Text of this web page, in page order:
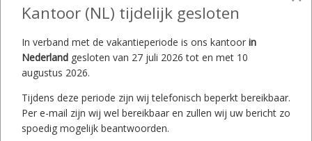
Kantoor (NL) tijdelijk gesloten
In verband met de vakantieperiode is ons kantoor in
Nederland gesloten van 27 juli 2026 tot en met 10
augustus 2026.
Tijdens deze periode zijn wij telefonisch beperkt bereikbaar.
Per e-mail zijn wij wel bereikbaar en zullen wij uw bericht zo
spoedig mogelijk beantwoorden.